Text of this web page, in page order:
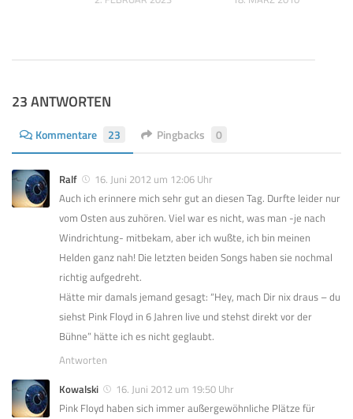
23 ANTWORTEN
Kommentare 23 Pingbacks 0
Ralf
16. Juni 2012 um 12:06 Uhr
Auch ich erinnere mich sehr gut an diesen Tag. Durfte leider nur
vom Osten aus zuhören. Viel war es nicht, was man -je nach
Windrichtung- mitbekam, aber ich wußte, ich bin meinen
Helden ganz nah! Die letzten beiden Songs haben sie nochmal
richtig aufgedreht.
Hätte mir damals jemand gesagt: “Hey, mach Dir nix draus – du
siehst Pink Floyd in 6 Jahren live und stehst direkt vor der
Bühne” hätte ich es nicht geglaubt.
Antworten
Kowalski
16. Juni 2012 um 19:50 Uhr
Pink Floyd haben sich immer außergewöhnliche Plätze für